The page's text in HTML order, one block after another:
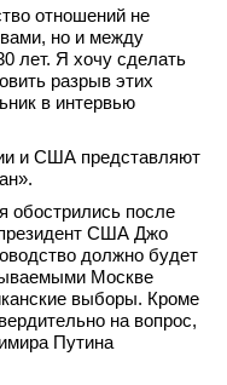
отношений не
но и между
лет. Я хочу сделать
разрыв этих
в интервью
и США представляют
обострились после
президент США Джо
должно будет
Москве
выборы. Кроме
на вопрос,
Путина